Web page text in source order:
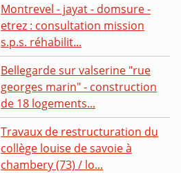
Montrevel - jayat - domsure -
etrez : consultation mission
s.p.s. réhabilit...
Bellegarde sur valserine "rue
georges marin" - construction
de 18 logements...
Travaux de restructuration du
collège louise de savoie à
chambery (73) / lo...